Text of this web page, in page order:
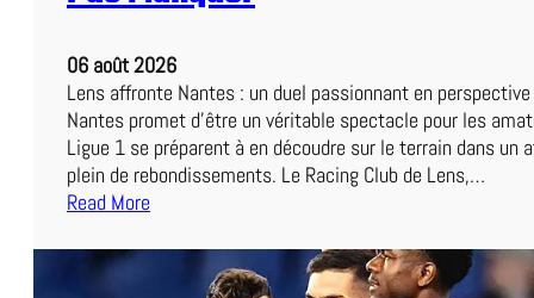
06 août 2026
Lens affronte Nantes : un duel passionnant en
Nantes promet d’être un véritable spectacle pour les
Ligue 1 se préparent à en découdre sur le terrain dans un
plein de rebondissements. Le Racing Club de Lens,…
Read More
D